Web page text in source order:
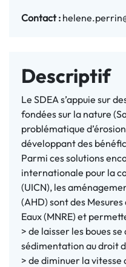
Contact :
Descriptif
Le SDEA s’appuie sur
fondées sur la nature
problématique
développant des
Parmi ces solutions
internationale pour la
(UICN), les
(AHD) sont des
Eaux (MNRE) et
> de laisser les boues
sédimentation au droit
> de diminuer la vitesse